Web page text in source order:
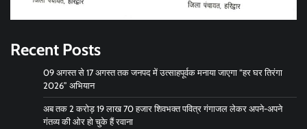
Recent Posts
09 अगस्त से 17 अगस्त तक जनपद में उत्साहपूर्वक मनाया जाएगा “हर घर तिरंगा
2026” अभियान
अब तक 2 करोड़ 19 लाख 70 हजार शिवभक्त पवित्र गंगाजल लेकर अपने-अपने
गंतव्य की ओर हो चुके हैं रवाना